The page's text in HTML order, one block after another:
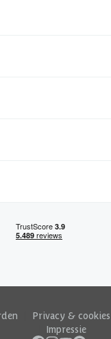
Privacy & cookies
Impressie